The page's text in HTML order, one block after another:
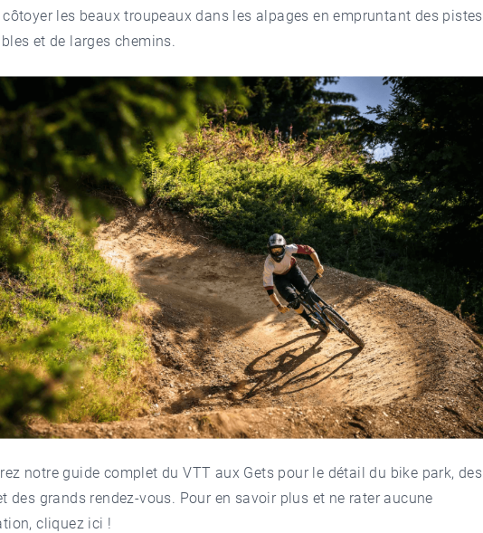
les beaux troupeaux dans les alpages en empruntant des pistes
et de larges chemins.
notre guide complet du VTT aux Gets pour le détail du bike park, des
des grands rendez-vous. Pour en savoir plus et ne rater aucune
cliquez ici !